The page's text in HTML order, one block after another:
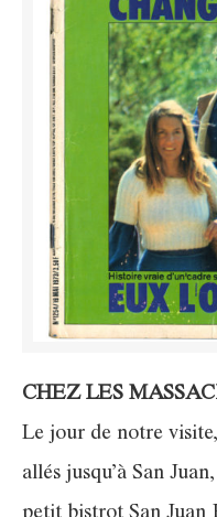
CHEZ LES
Le jour de notre visite,
allés jusqu’à San